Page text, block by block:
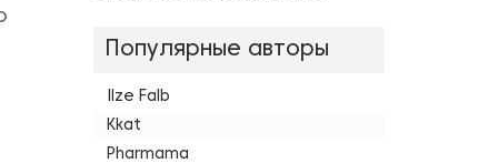
Популярные авторы
Ilze Falb
Kkat
Pharmama